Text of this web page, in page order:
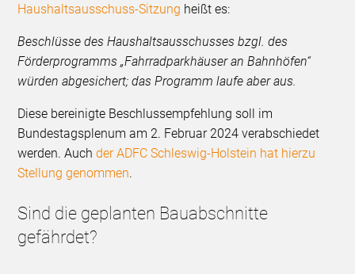
Haushaltsausschuss-Sitzung heißt es:
Beschlüsse des Haushaltsausschusses bzgl. des
Förderprogramms „Fahrradparkhäuser an Bahnhöfen“
würden abgesichert; das Programm laufe aber aus.
Diese bereinigte Beschlussempfehlung soll im
Bundestagsplenum am 2. Februar 2024 verabschiedet
werden. Auchder ADFC Schleswig-Holstein hat hierzu
Stellung genommen.
Sind die geplanten Bauabschnitte
gefährdet?